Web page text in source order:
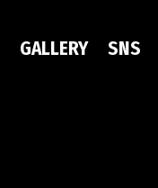
GALLERY SNS